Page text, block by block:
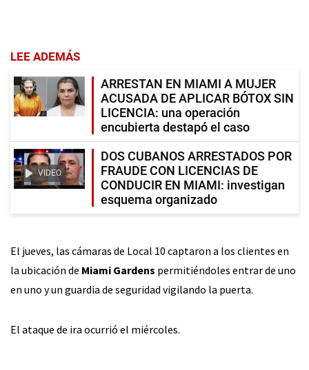
LEE ADEMÁS
ARRESTAN EN MIAMI A MUJER
ACUSADA DE APLICAR BÓTOX SIN
LICENCIA: una operación
encubierta destapó el caso
VIDEO
DOS CUBANOS ARRESTADOS POR
FRAUDE CON LICENCIAS DE
CONDUCIR EN MIAMI: investigan
esquema organizado
El jueves, las cámaras de Local 10 captaron a los clientes en
la ubicación de Miami Gardens permitiéndoles entrar de uno
en uno y un guardia de seguridad vigilando la puerta.
El ataque de ira ocurrió el miércoles.